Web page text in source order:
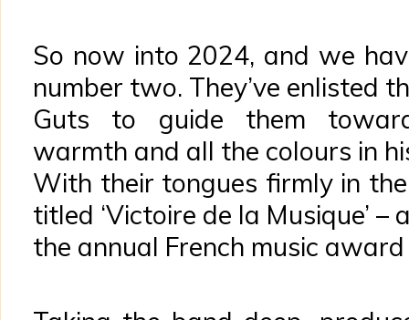
So now into 2024, and we
number two. They’ve enlisted
Guts to guide them
warmth and all the colours in
With their tongues firmly in
titled ‘Victoire de la Musique’ –
the annual French music